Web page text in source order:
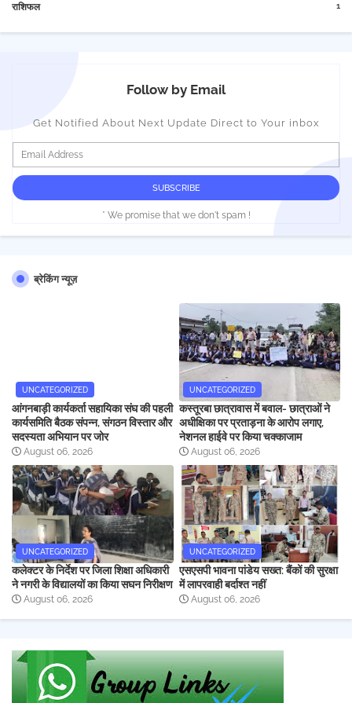
राशिफल 1
Follow by Email
Get Notified About Next Update Direct to Your inbox
* We promise that we don't spam !
ब्रेकिंग न्यूज़
UNCATEGORIZED
आंगनबाड़ी कार्यकर्ता सहायिका संघ की पहली
कार्यसमिति बैठक संपन्न, संगठन विस्तार और
सदस्यता अभियान पर जोर
August 06, 2026
UNCATEGORIZED
कस्तूरबा छात्रावास में बवाल- छात्राओं ने
अधीक्षिका पर प्रताड़ना के आरोप लगाए,
नेशनल हाईवे पर किया चक्काजाम
August 06, 2026
UNCATEGORIZED
कलेक्टर के निर्देश पर जिला शिक्षा अधिकारी
ने नगरी के विद्यालयों का किया सघन निरीक्षण
August 06, 2026
UNCATEGORIZED
एसएसपी भावना पांडेय सख्त: बैंकों की सुरक्षा
में लापरवाही बर्दाश्त नहीं
August 06, 2026